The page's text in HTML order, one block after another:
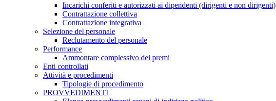
Incarichi conferiti e autorizzati ai dipendenti (dirigenti e non dirigenti)
Contrattazione collettiva
Contrattazione integrativa
Selezione del personale
Reclutamento del personale
Performance
Ammontare complessivo dei premi
Enti controllati
Attività e procedimenti
Tipologie di procedimento
PROVVEDIMENTI